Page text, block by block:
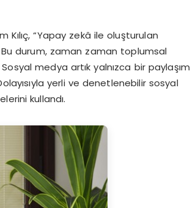
Kılıç, “Yapay zekâ ile oluşturulan
Bu durum, zaman zaman toplumsal
Sosyal medya artık yalnızca bir paylaşım
ısıyla yerli ve denetlenebilir sosyal
kullandı.